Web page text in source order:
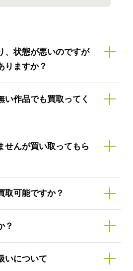
、状態が悪いのですが
りますか？
い作品でも買取ってく
せんが買い取ってもら
取可能ですか？
？
いについて